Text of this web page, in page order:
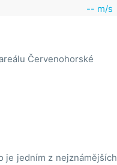
-- m/s
Červenohorské
je jedním z nejznámějších